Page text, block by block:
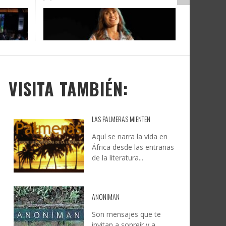
A
Y
DOCANARIAS CONVOCA A
INSTITUCIONES A REFLEXIONAR
SOBRE LA INTERNACIONALIZACIÓN
DEL CINE DE REALIDAD
JESÚS RODRÍGUEZ FALCÓN:
NATURALEZA, CAMINO Y
FOTOGRAFÍA
LEONCIO GONZÁLEZ, 9 JUNIO, 2026
VISITA TAMBIÉN:
LAS PALMERAS MIENTEN
Aquí se narra la vida en
África desde las entrañas
de la literatura...
ANONIMAN
Son mensajes que te